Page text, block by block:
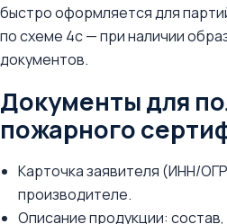
быстро оформляется для
по схеме 4с — при наличии
документов.
Документы для
пожарного
Карточка заявителя (ИНН/
производителе.
Описание продукции: состав,